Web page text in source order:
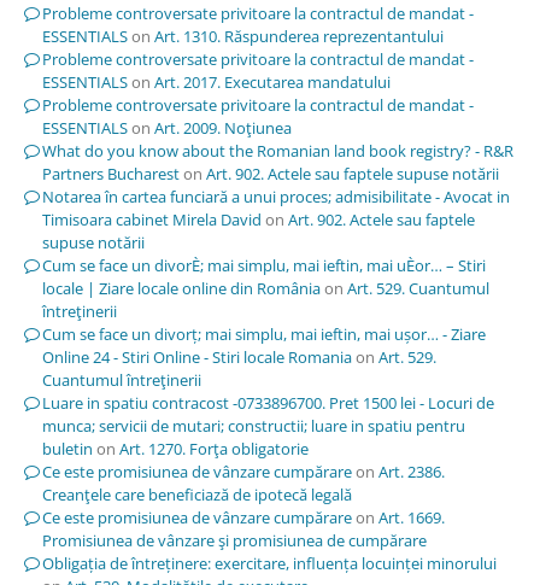
Probleme controversate privitoare la contractul de mandat -
ESSENTIALSon Art. 1310. Răspunderea reprezentantului
Probleme controversate privitoare la contractul de mandat -
ESSENTIALSon Art. 2017. Executarea mandatului
Probleme controversate privitoare la contractul de mandat -
ESSENTIALSon Art. 2009. Noţiunea
What do you know about the Romanian land book registry? - R&R
Partners Buchareston Art. 902. Actele sau faptele supuse notării
Notarea în cartea funciară a unui proces; admisibilitate - Avocat in
Timisoara cabinet Mirela David on Art. 902. Actele sau faptele
supuse notării
Cum se face un divorÈ; mai simplu, mai ieftin, mai uÈor… – Stiri
locale | Ziare locale online din Româniaon Art. 529. Cuantumul
întreţinerii
Cum se face un divorț; mai simplu, mai ieftin, mai ușor… - Ziare
Online 24 - Stiri Online - Stiri locale Romaniaon Art. 529.
Cuantumul întreţinerii
Luare in spatiu contracost -0733896700. Pret 1500 lei - Locuri de
munca; servicii de mutari; constructii; luare in spatiu pentru
buletin on Art. 1270. Forţa obligatorie
Ce este promisiunea de vânzare cumpărareon Art. 2386.
Creanţele care beneficiază de ipotecă legală
Ce este promisiunea de vânzare cumpărareon Art. 1669.
Promisiunea de vânzare şi promisiunea de cumpărare
Obligația de întreținere: exercitare, influența locuinței minorului